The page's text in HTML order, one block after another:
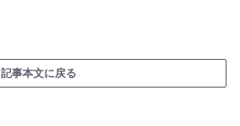
記事本文に戻る